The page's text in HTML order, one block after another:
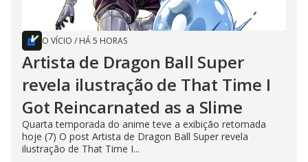
O VÍCIO / HÁ 5 HORAS
Artista de Dragon Ball Super
revela ilustração de That Time I
Got Reincarnated as a Slime
Quarta temporada do anime teve a exibição retomada
hoje (7) O post Artista de Dragon Ball Super revela
ilustração de That Time I...